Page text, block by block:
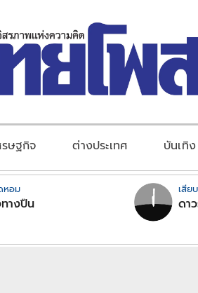
รษฐกิจ ต่างประเทศ บันเทิง
หอม
างปืน
เสีย
ดา